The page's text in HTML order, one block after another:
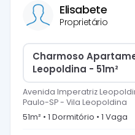
Elisabete
Proprietário
Charmoso
Leopoldina - 51m²
Avenida Imperatriz
Paulo-SP- Vila Leopoldina
51m² • 1 Dormitório • 1 Vaga